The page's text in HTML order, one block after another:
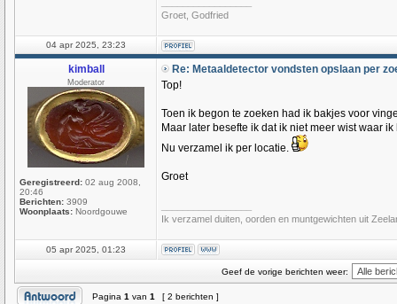
Groet, Godfried
04 apr 2025, 23:23
kimball
Moderator
Geregistreerd: 02 aug 2008,
20:46
Berichten: 3909
Woonplaats: Noordgouwe
Re: Metaaldetector vondsten opslaan per
Top!
Toen ik begon te zoeken had ik bakjes voor
Maar later besefte ik dat ik niet meer wist waar
Nu verzamel ik per locatie.
Groet
Ik verzamel duiten, oorden en muntgewichten uit
05 apr 2025, 01:23
Geef de vorige berichten weer:
Pagina 1 van 1 [ 2 berichten ]